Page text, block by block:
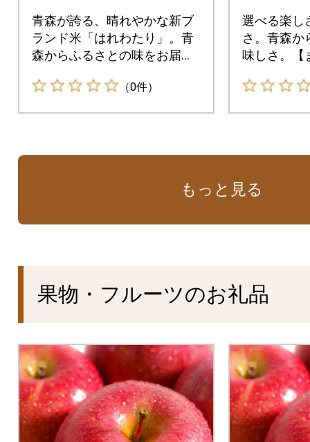
青森が誇る、晴れやかな新ブ
ランド米「はれわたり」。青
森からふるさとの味をお届
（0件）
ら・は
選べる楽し
さ。青森か
味しさ。【
もっと見る
果物・フルーツのお礼品